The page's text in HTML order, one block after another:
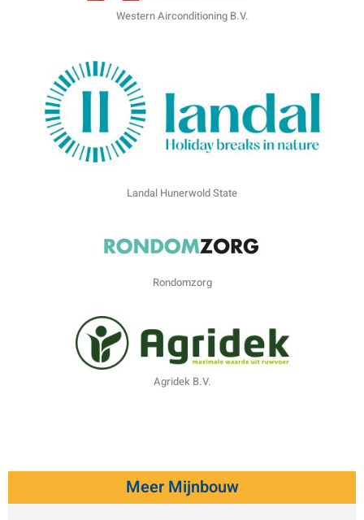
Western Airconditioning B.V.
Landal Hunerwold State
Rondomzorg
Agridek B.V.
Meer Mijnbouw